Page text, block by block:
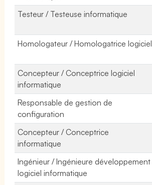
Testeur / Testeuse informatique
Homologateur / Homologatrice logiciel
Concepteur / Conceptrice logiciel
informatique
Responsable de gestion de
configuration
Concepteur / Conceptrice
informatique
Ingénieur / Ingénieure développement
logiciel informatique